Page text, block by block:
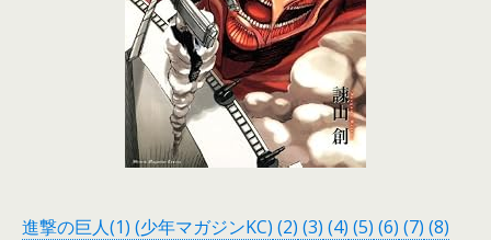
進撃の巨人(1) (少年マガジンKC) (2) (3) (4) (5) (6) (7) (8)